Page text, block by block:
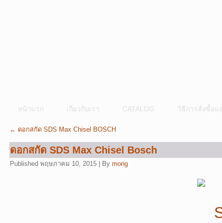
หน้าแรก เกี่ยวกับเรา CATALOG วิธีการสั่งซื้อแ
← ดอกสกัด SDS Max Chisel BOSCH
ดอกสกัด SDS Max Chisel Bosch
Published พฤษภาคม 10, 2015 By mong